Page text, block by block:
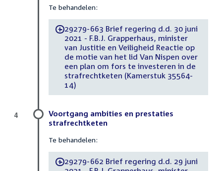
Te behandelen:
-29279-663 Brief regering d.d. 30 juni
2021 - F.B.J. Grapperhaus, minister
van Justitie en Veiligheid Reactie op
de motie van het lid Van Nispen over
een plan om fors te investeren in de
strafrechtketen (Kamerstuk 35564-
14)
Voortgang ambities en prestaties
strafrechtketen
Te behandelen:
-29279-662 Brief regering d.d. 29 juni
4